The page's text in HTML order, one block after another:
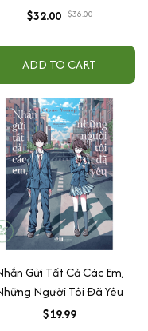
$32.00 $36.00
ADD TO CART
Gửi Tất Cả Các Em,
Người Tôi Đã Yêu
$19.99